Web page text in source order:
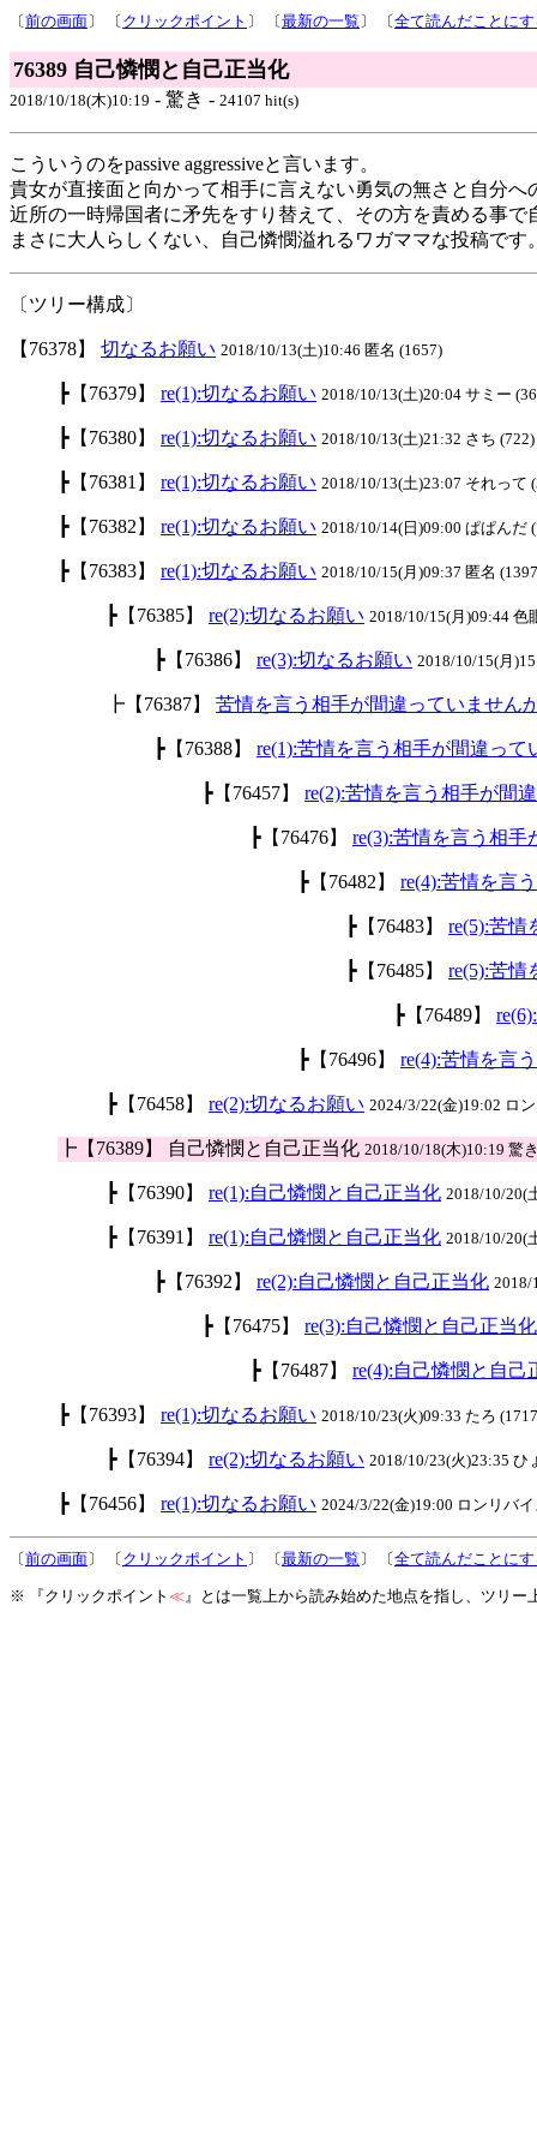
〔前の画面〕 〔 クリックポイント 〕 〔最新の一覧 〕 〔全て読んだことに
76389 自己憐憫と自己正当化
2018/10/18(木)10:19 - 驚き - 24107 hit(s)
こういうのをpassive aggressiveと言います。
貴女が直接面と向かって相手に言えない勇気の無さと自分へ
近所の一時帰国者に矛先をすり替えて、その方を責める事で
まさに大人らしくない、自己憐憫溢れるワガママな投稿です
〔ツリー構成〕
【76378】 切なるお願い 2018/10/13(土)10:46 匿名 (1657)
┣【76379】 re(1):切なるお願い 2018/10/13(土)20:04 サミー
┣【76380】 re(1):切なるお願い 2018/10/13(土)21:32 さち (722)
┣【76381】 re(1):切なるお願い 2018/10/13(土)23:07 それって
┣【76382】 re(1):切なるお願い 2018/10/14(日)09:00 ぱぱんだ
┣【76383】 re(1):切なるお願い 2018/10/15(月)09:37 匿名
┣【76385】 re(2):切なるお願い 2018/10/15(月)09:44 色
┣【76386】 re(3):切なるお願い 2018/10/15(月
┣【76387】 苦情を言う相手が間違っていません
┣【76388】 re(1):苦情を言う相手が間違って
┣【76457】 re(2):苦情を言う相手が間
┣【76476】 re(3):苦情を言う相
┣【76482】 re(4):苦情を言
┣【76483】 re(5):苦情
┣【76485】 re(5):苦情
┣【76489】
┣【76496】 re(4):苦情を言
┣【76458】 re(2):切なるお願い 2024/3/22(金)19:02 ロ
┣【76389】 自己憐憫と自己正当化 2018/10/18(木)10:19 驚
┣【76390】 re(1):自己憐憫と自己正当化 2018/10/20(
┣【76391】 re(1):自己憐憫と自己正当化 2018/10/20(
┣【76392】 re(2):自己憐憫と自己正当化 2018/
┣【76475】 re(3):自己憐憫と自己正当化
┣【76487】 re(4):自己憐憫と自己
┣【76393】 re(1):切なるお願い 2018/10/23(火)09:33 たろ
┣【76394】 re(2):切なるお願い 2018/10/23(火)23:35 ひ
┣【76456】 re(1):切なるお願い 2024/3/22(金)19:00 ロンリバ
〔前の画面〕 〔 クリックポイント 〕 〔最新の一覧 〕 〔全て読んだことに
※ 『クリックポイント ≪』とは一覧上から読み始めた地点を指し、ツリ